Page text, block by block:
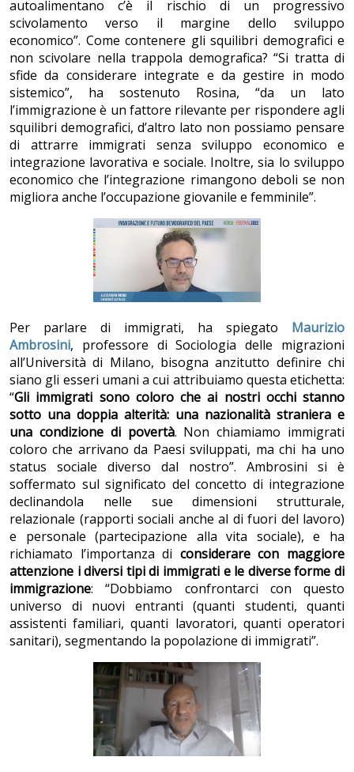
autoalimentano c’è il rischio di un progressivo
scivolamento verso il margine dello sviluppo
economico”. Come contenere gli squilibri demografici e
non scivolare nella trappola demografica? “Si tratta di
sfide da considerare integrate e da gestire in modo
sistemico”, ha sostenuto Rosina, “da un lato
l’immigrazione è un fattore rilevante per rispondere agli
squilibri demografici, d’altro lato non possiamo pensare
di attrarre immigrati senza sviluppo economico e
integrazione lavorativa e sociale. Inoltre, sia lo sviluppo
economico che l’integrazione rimangono deboli se non
migliora anche l’occupazione giovanile e femminile”.
Per parlare di immigrati, ha spiegato Maurizio
Ambrosini, professore di Sociologia delle migrazioni
all’Università di Milano, bisogna anzitutto definire chi
siano gli esseri umani a cui attribuiamo questa etichetta:
“Gli immigrati sono coloro che ai nostri occhi stanno
sotto una doppia alterità: una nazionalità straniera e
una condizione di povertà. Non chiamiamo immigrati
coloro che arrivano da Paesi sviluppati, ma chi ha uno
status sociale diverso dal nostro”. Ambrosini si è
soffermato sul significato del concetto di integrazione
declinandola nelle sue dimensioni strutturale,
relazionale (rapporti sociali anche al di fuori del lavoro)
e personale (partecipazione alla vita sociale), e ha
richiamato l’importanza di considerare con maggiore
attenzione i diversi tipi di immigrati e le diverse forme di
immigrazione: “Dobbiamo confrontarci con questo
universo di nuovi entranti (quanti studenti, quanti
assistenti familiari, quanti lavoratori, quanti operatori
sanitari), segmentando la popolazione di immigrati”.